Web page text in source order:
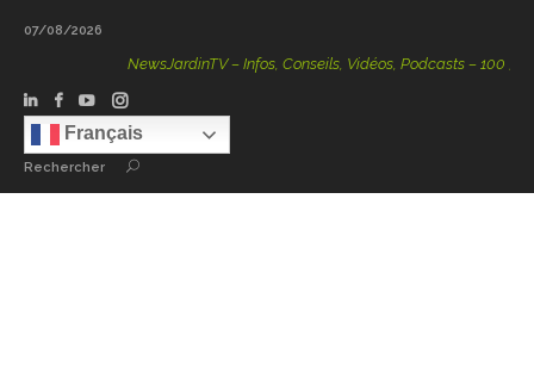
07/08/2026
NewsJardinTV – Infos, Conseils, Vidéos, Podcasts – 100 %
Français
Rechercher